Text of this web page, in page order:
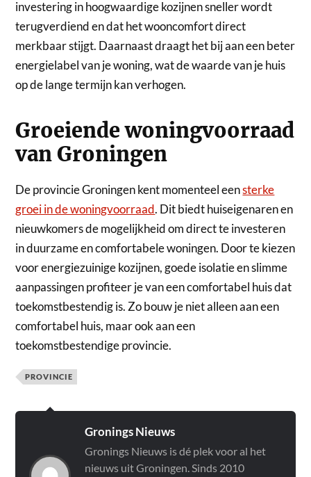
investering in hoogwaardige kozijnen sneller wordt
terugverdiend en dat het wooncomfort direct
merkbaar stijgt. Daarnaast draagt het bij aan een beter
energielabel van je woning, wat de waarde van je huis
op de lange termijn kan verhogen.
Groeiende woningvoorraad
van Groningen
De provincie Groningen kent momenteel eensterke
groei in de woningvoorraad. Dit biedt huiseigenaren en
nieuwkomers de mogelijkheid om direct te investeren
in duurzame en comfortabele woningen. Door te kiezen
voor energiezuinige kozijnen, goede isolatie en slimme
aanpassingen profiteer je van een comfortabel huis dat
toekomstbestendig is. Zo bouw je niet alleen aan een
comfortabel huis, maar ook aan een
toekomstbestendige provincie.
PROVINCIE
Gronings Nieuws
Gronings Nieuws is dé plek voor al het
nieuws uit Groningen. Sinds 2010